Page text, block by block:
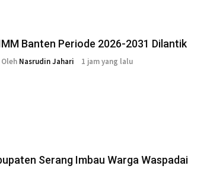
Banten Periode 2026-2031 Dilantik
Oleh Nasrudin Jahari 1 jam yang lalu
Serang Imbau Warga Waspadai